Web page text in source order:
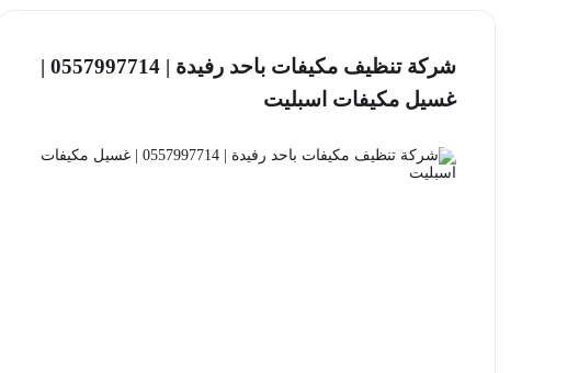
شركة تنظيف مكيفات باحد رفيدة | 0557997714 |
غسيل مكيفات اسبليت